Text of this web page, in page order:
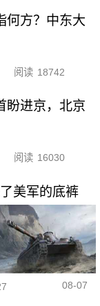
何方？中东大
阅读 18742
盼进京，北京
阅读 16030
美军的底裤
08-07